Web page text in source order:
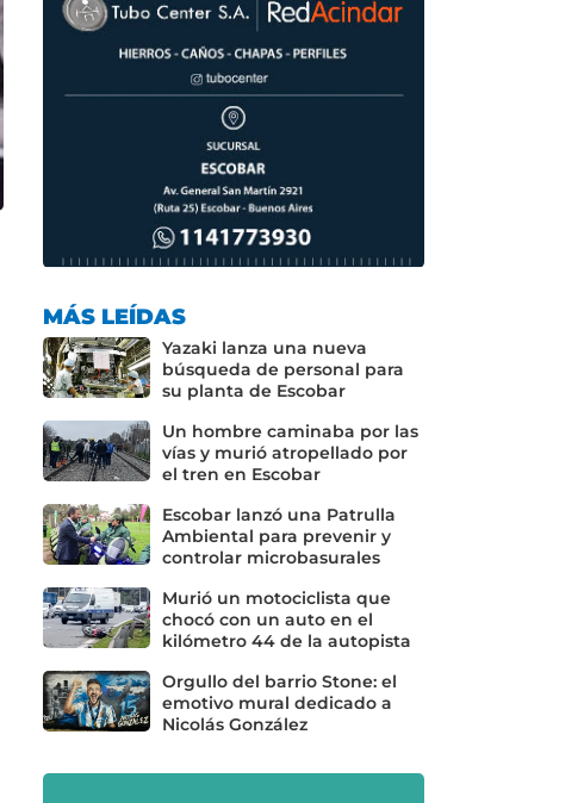
MÁS LEÍDAS
Yazaki lanza una nueva
búsqueda de personal para
su planta de Escobar
Un hombre caminaba por las
vías y murió atropellado por
el tren en Escobar
Escobar lanzó una Patrulla
Ambiental para prevenir y
controlar microbasurales
Murió un motociclista que
chocó con un auto en el
kilómetro 44 de la autopista
Orgullo del barrio Stone: el
emotivo mural dedicado a
Nicolás González